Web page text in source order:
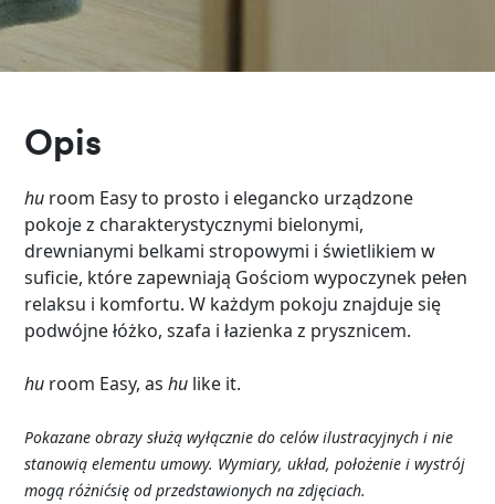
Opis
hu room Easy to prosto i elegancko urządzone
pokoje z charakterystycznymi bielonymi,
drewnianymi belkami stropowymi i świetlikiem w
suficie, które zapewniają Gościom wypoczynek pełen
relaksu i komfortu. W każdym pokoju znajduje się
podwójne łóżko, szafa i łazienka z prysznicem.
hu room Easy, ashu like it.
Pokazaneobrazy służą wyłącznie docelów ilustracyjnych inie
stanowią elementu umowy. Wymiary,układ,położenie iwystrój
mogą różnićsię od przedstawionych na zdjęciach.